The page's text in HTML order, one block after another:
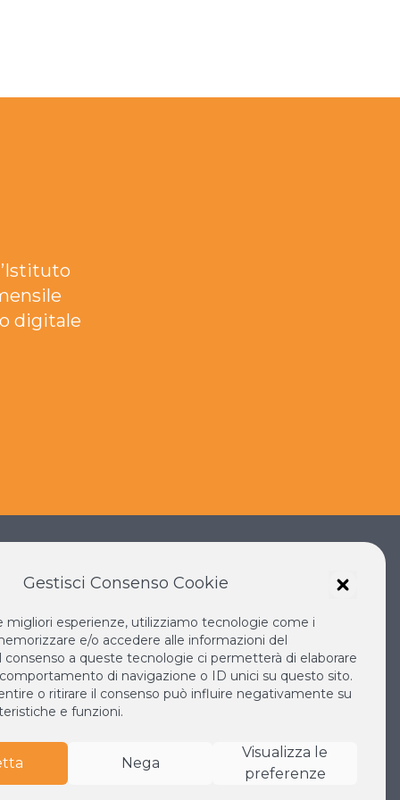
digitale
SOKA
IL NUOVO RINASCIMENTO
IL VOLO CONTINUO
LA BIBLIOTECA DI NICHIREN
ESPERIA
Gestisci Consenso Cookie
migliori esperienze, utilizziamo tecnologie come i
e/o accedere alle informazioni del
consenso a queste tecnologie ci permetterà di elaborare
di navigazione o ID unici su questo sito.
o ritirare il consenso può influire negativamente su
e funzioni.
Nega
Visualizza le
preferenze